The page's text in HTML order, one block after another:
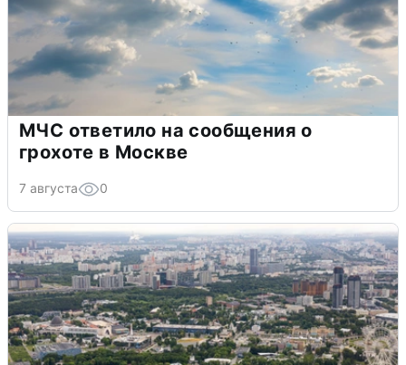
МЧС ответило на сообщения о
грохоте в Москве
7 августа 0